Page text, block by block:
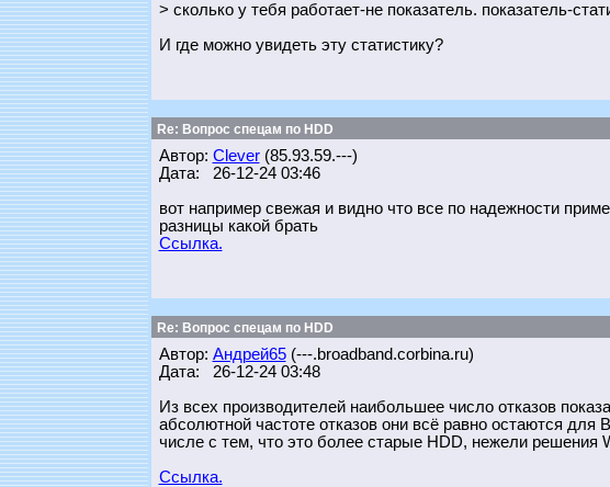
> сколько у тебя работает-не показатель. показатель-
И где можно увидеть эту статистику?
Re: Вопрос спецам по HDD
Автор: Clever(85.93.59.---)
Дата: 26-12-24 03:46
вот например свежая и видно что все по надежности
разницы какой брать
Ссылка.
Re: Вопрос спецам по HDD
Автор: Андрей65(---.broadband.corbina.ru)
Дата: 26-12-24 03:48
Из всех производителей наибольшее число отказов
абсолютной частоте отказов они всё равно остаются
числе с тем, что это более старые HDD, нежели решения
Ссылка.